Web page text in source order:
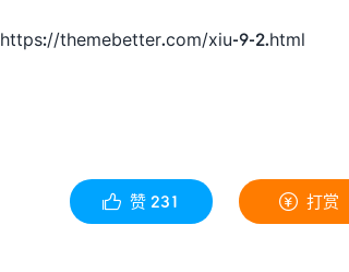
https://themebetter.com/xiu-9-2.html
 赞 231  打赏